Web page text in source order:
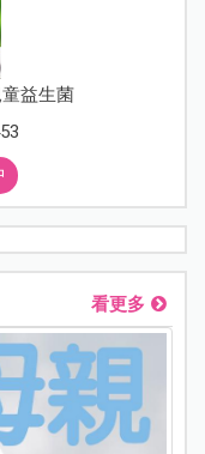
童益生菌
看更多